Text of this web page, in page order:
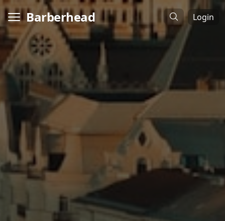
Barberhead Login